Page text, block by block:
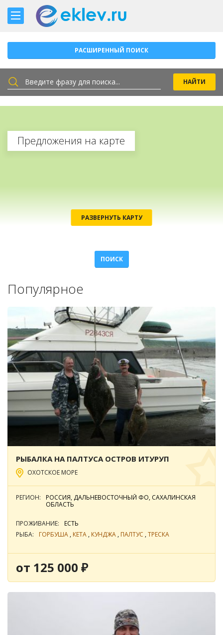
РАСШИРЕННЫЙ ПОИСК
Предложения на карте
РАЗВЕРНУТЬ КАРТУ
ПОИСК
Популярное
РЫБАЛКА НА ПАЛТУСА ОСТРОВ ИТУРУП
ОХОТСКОЕ МОРЕ
РЕГИОН:
РОССИЯ, ДАЛЬНЕВОСТОЧНЫЙ ФО, САХАЛИНСКАЯ
ОБЛАСТЬ
ПРОЖИВАНИЕ:
ЕСТЬ
РЫБА:
ГОРБУША , КЕТА , КУНДЖА , ПАЛТУС ,ТРЕСКА
от 125 000 ₽